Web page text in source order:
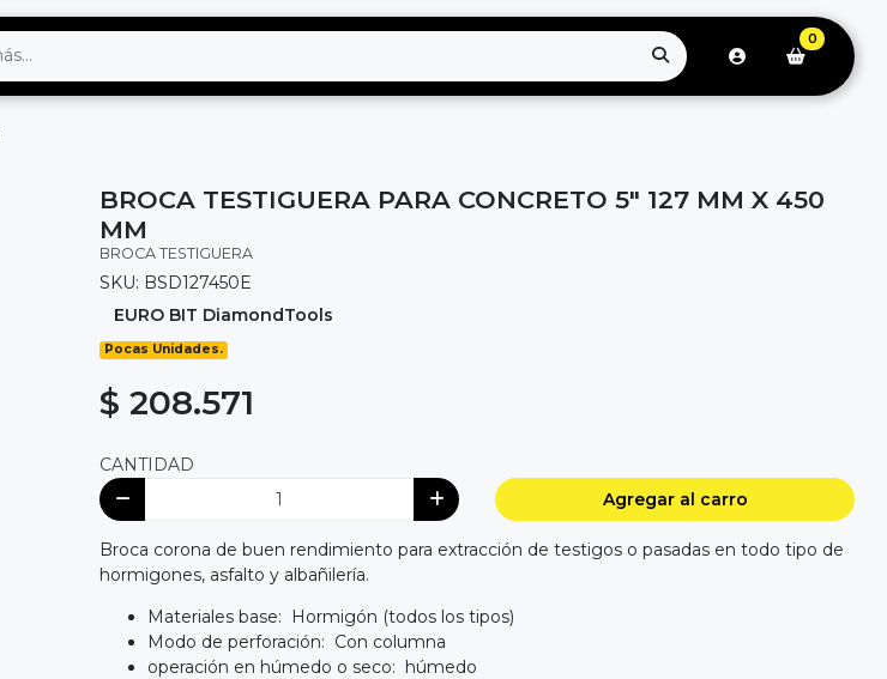
0
BROCA TESTIGUERA PARA CONCRETO 5" 127 MM X 450
MM
BROCA TESTIGUERA
SKU: BSD127450E
EURO BIT DiamondTools
Pocas Unidades.
$ 208.571
CANTIDAD
Agregar al carro
Broca corona de buen rendimiento para extracción de testigos o pasadas en todo tipo de
hormigones, asfalto y albañilería.
Materiales base: Hormigón (todos los tipos)
Modo de perforación: Con columna
operación en húmedo o seco: húmedo